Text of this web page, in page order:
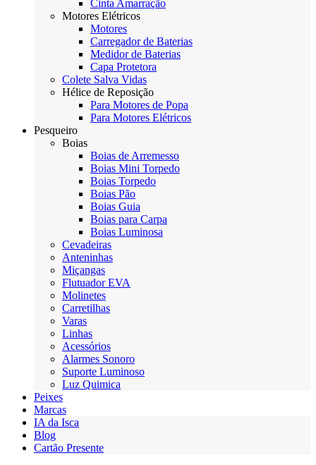
Cinta Amarração
Motores Elétricos
Motores
Carregador de Baterias
Medidor de Baterias
Capa Protetora
Colete Salva Vidas
Hélice de Reposição
Para Motores de Popa
Para Motores Elétricos
Pesqueiro
Boias
Boias de Arremesso
Boias Mini Torpedo
Boias Torpedo
Boias Pão
Boias Guia
Boias para Carpa
Boias Luminosa
Cevadeiras
Anteninhas
Miçangas
Flutuador EVA
Molinetes
Carretilhas
Varas
Linhas
Acessórios
Alarmes Sonoro
Suporte Luminoso
Luz Quimica
Peixes
Marcas
IA da Isca
Blog
Cartão Presente